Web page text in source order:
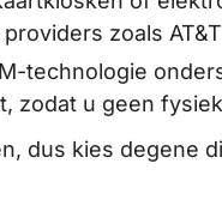
zoals
technologie
zodat u geen
dus kies degene